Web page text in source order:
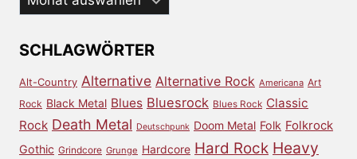
dem
SCHLAGWÖRTER
Alt-Country Alternative Alternative Rock Americana Art
Rock Black Metal Blues Bluesrock Blues Rock Classic
Rock Death Metal Deutschpunk Doom Metal Folk Folkrock
Gothic Grindcore Grunge Hardcore Hard Rock Heavy